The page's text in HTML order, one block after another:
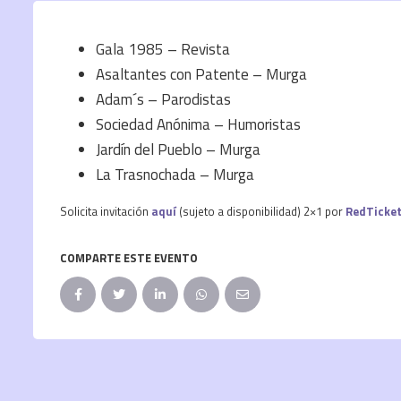
Gala 1985 – Revista
Asaltantes con Patente – Murga
Adam´s – Parodistas
Sociedad Anónima – Humoristas
Jardín del Pueblo – Murga
La Trasnochada – Murga
Solicita invitación aquí (sujeto a disponibilidad) 2×1 por
COMPARTE ESTE EVENTO